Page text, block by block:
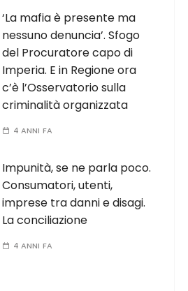
‘La mafia è presente ma
nessuno denuncia’. Sfogo
del Procuratore capo di
Imperia. E in Regione ora
c’è l’Osservatorio sulla
criminalità organizzata
4 ANNI FA
Impunità, se ne parla poco.
Consumatori, utenti,
imprese tra danni e disagi.
La conciliazione
4 ANNI FA